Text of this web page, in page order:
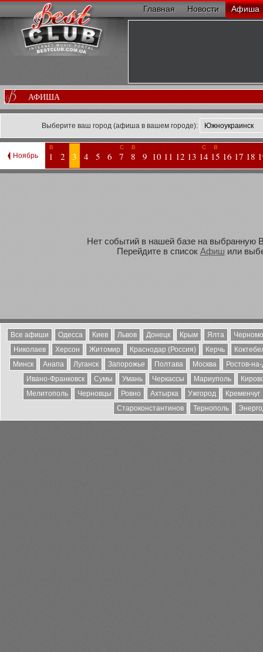
Главная Новости Афиша
АФИША
Выберите ваш город (афиша в вашем городе):
Ноябрь
В
1 2 3 4 5 6
С
7
В
8 9 10 11 12 13
С
14
В
15 16 17 18
Нет событий в нашей базе на выбранную
Перейдите в список Афиш или
Все афиши Одесса Киев Львов Донецк Крым Ялта
Николаев
Херсон Житомир Краснодар (Россия) Керчь
Минск
Анапа Луганск Запорожье Полтава Москва
Ростов-
Ивано-Франковск
Сумы Умань Черкассы Мариуполь
Мелитополь
Черновцы Ровно Ахтырка Ужгород
Кременчуг
Староконстантинов
Тернополь